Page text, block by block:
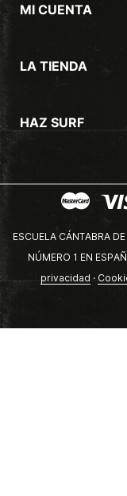
MI CUENTA
LA TIENDA
HAZ SURF
ESCUELA CÁNTABRA
NÚMERO 1 EN
privacidad ·